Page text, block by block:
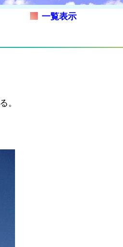
一覧表示
。